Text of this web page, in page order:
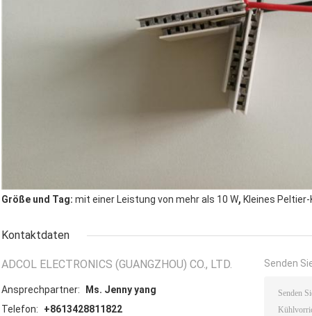
Größe und Tag: mit einer Leistung von mehr als 10 W, Kleines Peltier-
Kontaktdaten
ADCOL ELECTRONICS (GUANGZHOU) CO., LTD.
Ansprechpartner:
Ms. Jenny yang
Telefon:
+8613428811822
Senden